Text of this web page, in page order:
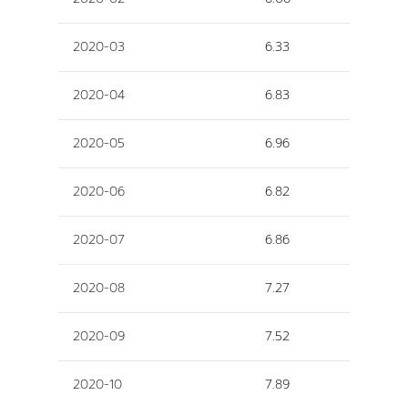
2020-03 6.33
2020-04 6.83
2020-05 6.96
2020-06 6.82
2020-07 6.86
2020-08 7.27
2020-09 7.52
2020-10 7.89